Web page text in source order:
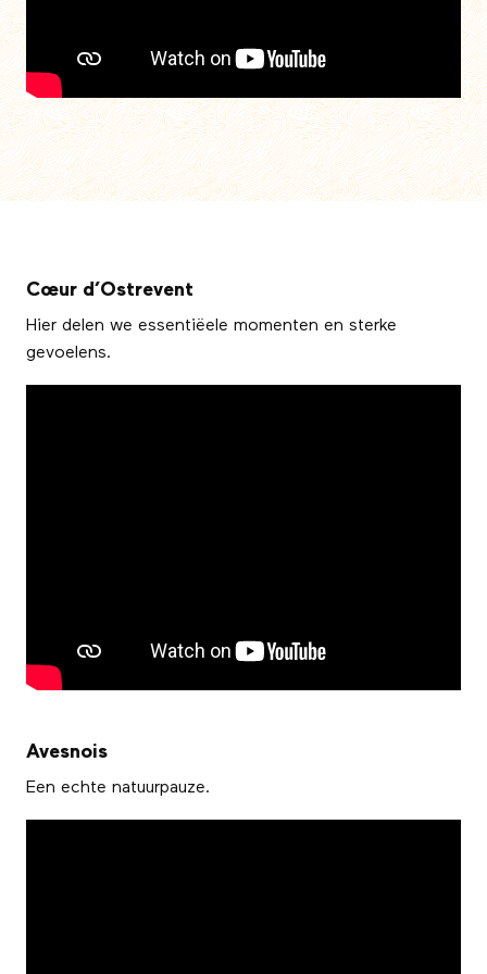
Cœur d’Ostrevent
Hier delen we essentiëele momenten en sterke
gevoelens.
Avesnois
Een echte natuurpauze.